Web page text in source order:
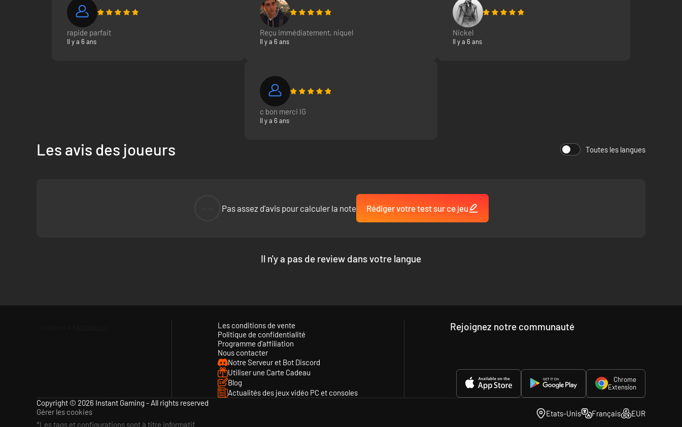
rapide parfait
Il y a 6 ans
Reçu immédiatement, niquel
Il y a 6 ans
Nickel
Il y a 6 ans
c bon merci IG
Il y a 6 ans
Les avis des joueurs Toutes les langues
Pas assez d'avis pour calculer la note Rédiger votre test sur ce jeu
Il n'y a pas de review dans votre langue
Les conditions de vente
Politique de confidentialité
Programme d'affiliation
Nous contacter
Notre Serveur et Bot Discord
Utiliser une Carte Cadeau
Blog
Actualités des jeux vidéo PC et consoles
Rejoignez notre communauté
Chrome
Extension
Copyright © 2026 Instant Gaming - All rights reserved
Gérer les cookies
*Les tags et configurations sont à titre informatif
Etats-Unis Français EUR